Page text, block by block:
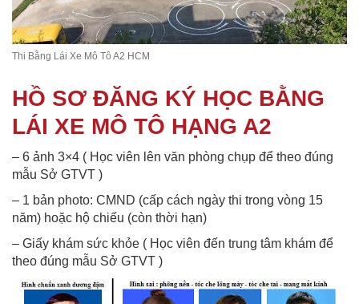
Thi Bằng Lái Xe Mô Tô A2 HCM
HỒ SƠ ĐĂNG KÝ HỌC BẰNG
LÁI XE MÔ TÔ HẠNG A2
– 6 ảnh 3×4 ( Học viên lên văn phòng chụp để theo đúng
mẫu Sở GTVT )
– 1 bản photo: CMND (cấp cách ngày thi trong vòng 15
năm) hoặc hộ chiếu (còn thời hạn)
– Giấy khám sức khỏe ( Học viên đến trung tâm khám để
theo đúng mẫu Sở GTVT )